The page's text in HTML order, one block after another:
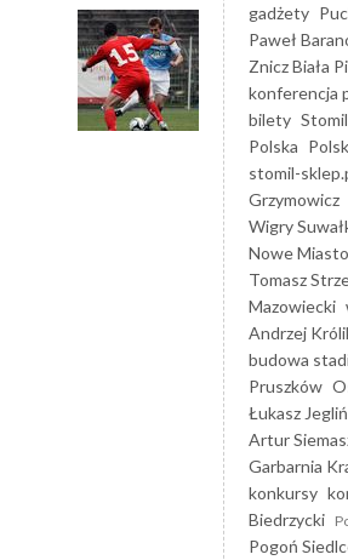
gadżety
Paweł
Znicz Biała
konferencja
bilety
Polska
stomil-
Grzymowicz
Wigry
Nowe
Tomasz
Mazowiecki
Andrzej
budowa
Pruszków
Łukasz
Artur
Garbarnia
konkursy
Biedrzycki
Pogoń